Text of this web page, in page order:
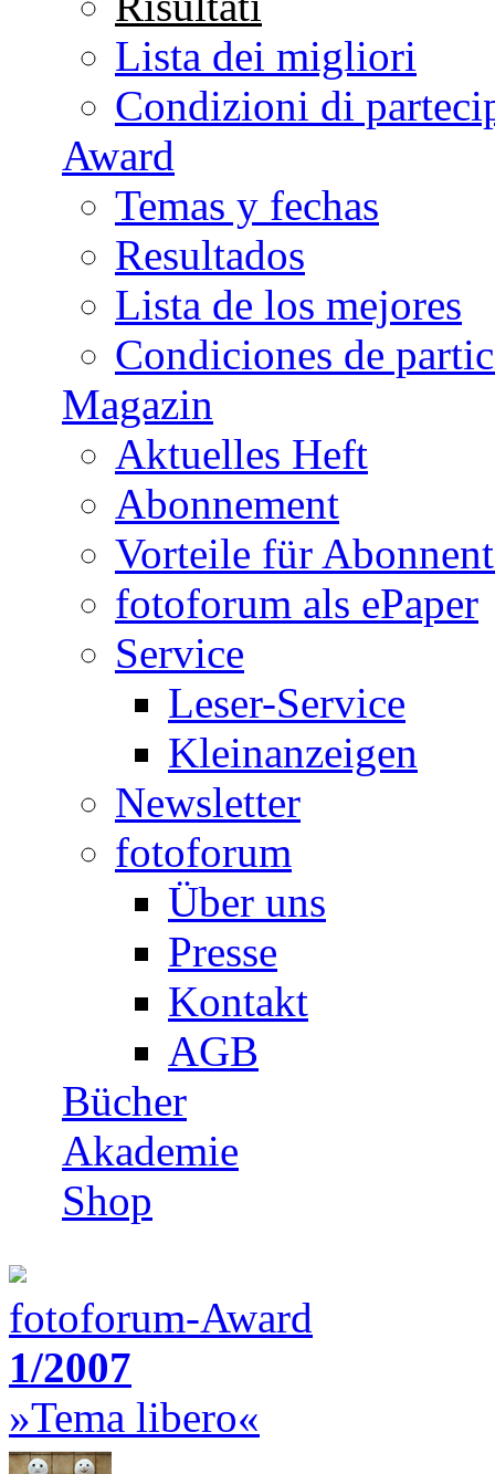
Lista dei migliori
Condizioni di
Award
Temas y fechas
Resultados
Lista de los mejores
Condiciones de
Magazin
Aktuelles Heft
Abonnement
Vorteile für
fotoforum als ePaper
Service
Leser-Service
Kleinanzeigen
Newsletter
fotoforum
Über uns
Presse
Kontakt
AGB
Bücher
Akademie
Shop
fotoforum-Award
1/2007
»Tema libero«